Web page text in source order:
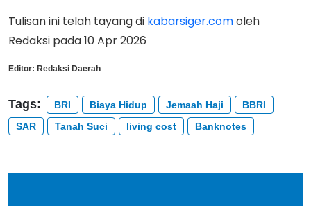
Tulisan ini telah tayang di kabarsiger.comoleh
Redaksi pada 10 Apr 2026
Editor: Redaksi Daerah
Tags: BRI Biaya Hidup Jemaah Haji
BBRI
SAR
Tanah Suci living cost Banknotes